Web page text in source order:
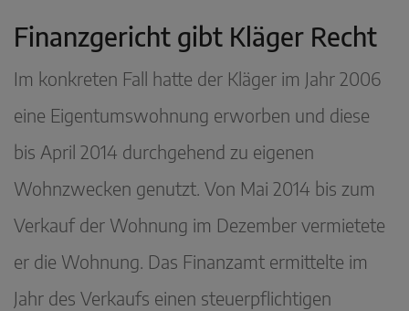
Finanzgericht gibt Kläger Recht
Im konkreten Fall hatte der Kläger im Jahr 2006
eine Eigentumswohnung erworben und diese
bis April 2014 durchgehend zu eigenen
Wohnzwecken genutzt. Von Mai 2014 bis zum
Verkauf der Wohnung im Dezember vermietete
er die Wohnung. Das Finanzamt ermittelte im
Jahr des Verkaufs einen steuerpflichtigen